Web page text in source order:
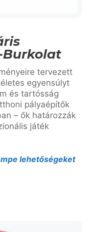
tervezett
egyensúlyt
és tartósság
pályaépítők
– ők határozzák
játék
lehetőségeket